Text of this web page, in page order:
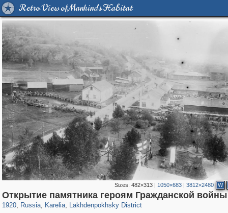
Retro View of Mankind's Habitat
Sizes: 482×313| 1050×683| 3812×2480 W
Открытие памятника героям Гражданской войны
1920, Russia
1,406,257 29,243
, Karelia
8,832 172
, Lakhdenpokhsky District
664